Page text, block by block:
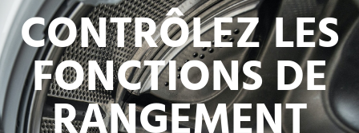
CONTRÔLEZ LES
FONCTIONS DE